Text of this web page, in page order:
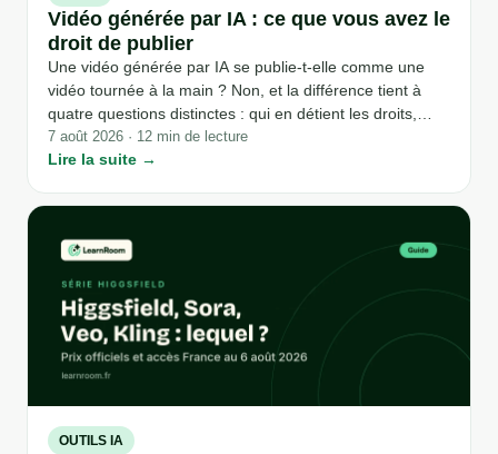
Vidéo générée par IA : ce que vous avez le
droit de publier
Une vidéo générée par IA se publie-t-elle comme une
vidéo tournée à la main ? Non, et la différence tient à
quatre questions distinctes : qui en détient les droits,
faut-il le signaler, avez-vous le consentement des
personnes montrées, et qui est responsable si elle pose
conditionnel.
7 août 2026 · 12 min de lecture
Lire la suite →
OUTILS IA